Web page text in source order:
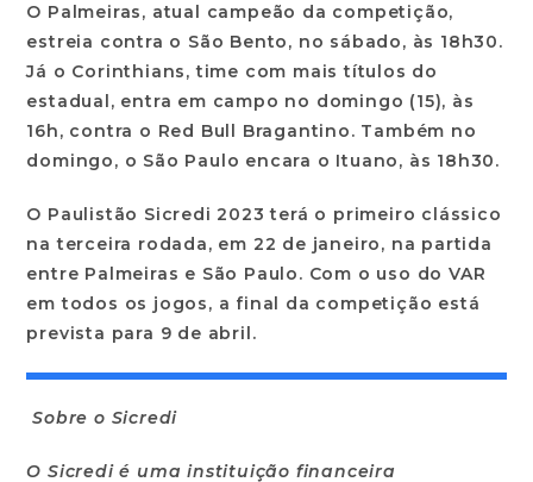
O Palmeiras, atual campeão da competição,
estreia contra o São Bento, no sábado, às 18h30.
Já o Corinthians, time com mais títulos do
estadual, entra em campo no domingo (15), às
16h, contra o Red Bull Bragantino. Também no
domingo, o São Paulo encara o Ituano, às 18h30.
O Paulistão Sicredi 2023 terá o primeiro clássico
na terceira rodada, em 22 de janeiro, na partida
entre Palmeiras e São Paulo. Com o uso do VAR
em todos os jogos, a final da competição está
prevista para 9 de abril.
Sobre o Sicredi
O Sicredi é uma instituição financeira